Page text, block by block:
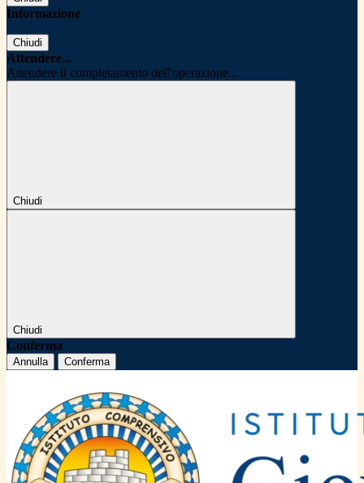
Informazione
Chiudi
Attendere...
Attendere il completamento dell'operazione...
Chiudi
Chiudi
Conferma
Annulla Conferma